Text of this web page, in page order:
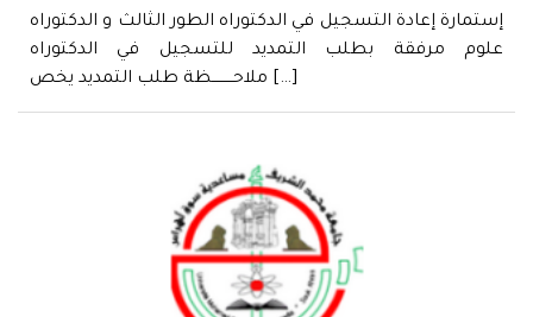
إستمارة إعادة التسجيل في الدكتوراه الطور الثالث و الدكتوراه
علوم مرفقة بطلب التمديد للتسجيل في الدكتوراه
ملاحـــــــــظة طلب التمديد يخص […]